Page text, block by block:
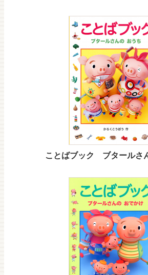
ことばブック ブタールさ